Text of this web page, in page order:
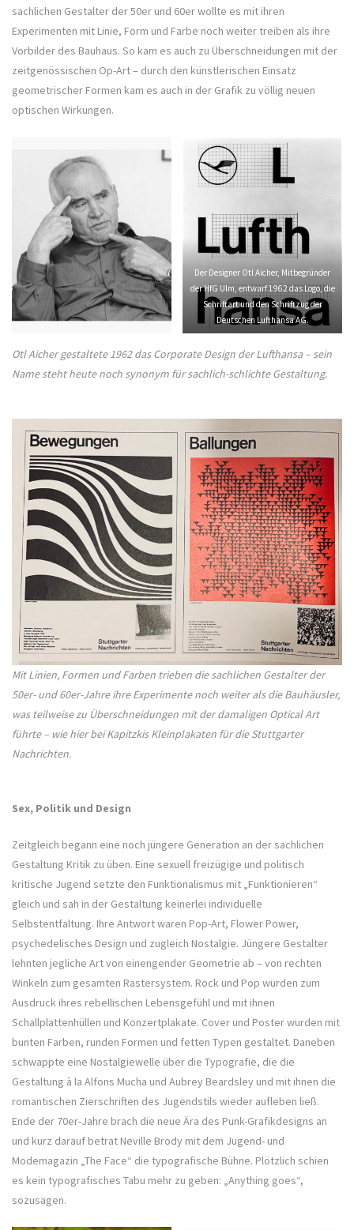
sachlichen Gestalter der 50er und 60er wollte es mit ihren
Experimenten mit Linie, Form und Farbe noch weiter treiben als ihre
Vorbilder des Bauhaus. So kam es auch zu Überschneidungen mit der
zeitgenössischen Op-Art – durch den künstlerischen Einsatz
geometrischer Formen kam es auch in der Grafik zu völlig neuen
optischen Wirkungen.
Der Designer Otl Aicher, Mitbegründer
der HfG Ulm, entwarf 1962 das Logo, die
Schriftart und den Schriftzug der
Deutschen Lufthansa AG.
Otl Aicher gestaltete 1962 das Corporate Design der Lufthansa – sein
Name steht heute noch synonym für sachlich-schlichte Gestaltung.
Mit Linien, Formen und Farben trieben die sachlichen Gestalter der
50er- und 60er-Jahre ihre Experimente noch weiter als die Bauhäusler,
was teilweise zu Überschneidungen mit der damaligen Optical Art
führte – wie hier bei Kapitzkis Kleinplakaten für die Stuttgarter
Nachrichten.
Sex, Politik und Design
Zeitgleich begann eine noch jüngere Generation an der sachlichen
Gestaltung Kritik zu üben. Eine sexuell freizügige und politisch
kritische Jugend setzte den Funktionalismus mit „Funktionieren“
gleich und sah in der Gestaltung keinerlei individuelle
Selbstentfaltung. Ihre Antwort waren Pop-Art, Flower Power,
psychedelisches Design und zugleich Nostalgie. Jüngere Gestalter
lehnten jegliche Art von einengender Geometrie ab – von rechten
Winkeln zum gesamten Rastersystem. Rock und Pop wurden zum
Ausdruck ihres rebellischen Lebensgefühl und mit ihnen
Schallplattenhüllen und Konzertplakate. Cover und Poster wurden mit
bunten Farben, runden Formen und fetten Typen gestaltet. Daneben
schwappte eine Nostalgiewelle über die Typografie, die die
Gestaltung à la Alfons Mucha und Aubrey Beardsley und mit ihnen die
romantischen Zierschriften des Jugendstils wieder aufleben ließ.
Ende der 70er-Jahre brach die neue Ära des Punk-Grafikdesigns an
und kurz darauf betrat Neville Brody mit dem Jugend- und
Modemagazin „The Face“ die typografische Bühne. Plötzlich schien
es kein typografisches Tabu mehr zu geben: „Anything goes“,
sozusagen.